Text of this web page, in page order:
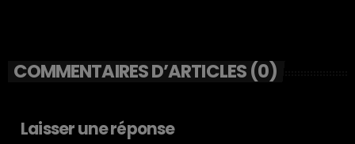
COMMENTAIRES D’ARTICLES (0)
Laisser une réponse